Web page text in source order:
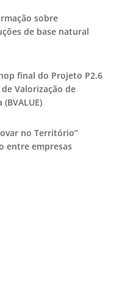
sobre
de base natural
final do Projeto P2.6
de Valorização de
no Território”
entre empresas